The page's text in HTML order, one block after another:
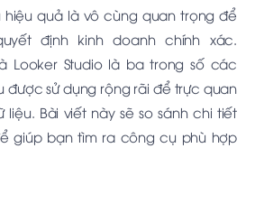
quả là vô cùng quan trọng để
định kinh doanh chính xác.
Looker Studio là ba trong số các
được sử dụng rộng rãi để trực quan
Bài viết này sẽ so sánh chi tiết
giúp bạn tìm ra công cụ phù hợp